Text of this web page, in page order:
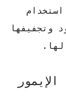
وتجفيفها